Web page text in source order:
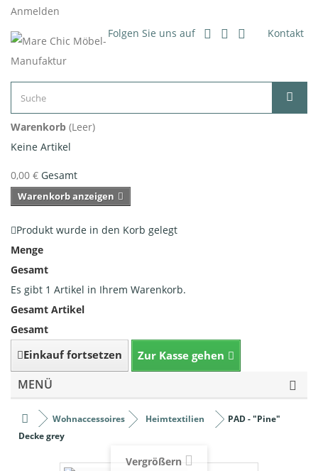
Anmelden
Kontakt
Folgen Sie uns auf
Warenkorb (Leer)
Keine Artikel
0,00 € Gesamt
Warenkorb anzeigen
Produkt wurde in den Korb gelegt
Menge
Gesamt
Es gibt 1 Artikel in Ihrem Warenkorb.
Gesamt Artikel
Gesamt
Einkauf fortsetzen Zur Kasse gehen
MENÜ
Wohnaccessoires Heimtextilien
PAD - "Pine"
Decke grey
Vergrößern